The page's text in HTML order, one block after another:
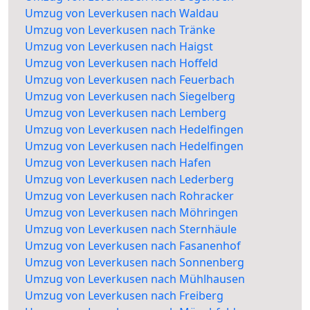
Umzug von Leverkusen nach Waldau
Umzug von Leverkusen nach Tränke
Umzug von Leverkusen nach Haigst
Umzug von Leverkusen nach Hoffeld
Umzug von Leverkusen nach Feuerbach
Umzug von Leverkusen nach Siegelberg
Umzug von Leverkusen nach Lemberg
Umzug von Leverkusen nach Hedelfingen
Umzug von Leverkusen nach Hedelfingen
Umzug von Leverkusen nach Hafen
Umzug von Leverkusen nach Lederberg
Umzug von Leverkusen nach Rohracker
Umzug von Leverkusen nach Möhringen
Umzug von Leverkusen nach Sternhäule
Umzug von Leverkusen nach Fasanenhof
Umzug von Leverkusen nach Sonnenberg
Umzug von Leverkusen nach Mühlhausen
Umzug von Leverkusen nach Freiberg